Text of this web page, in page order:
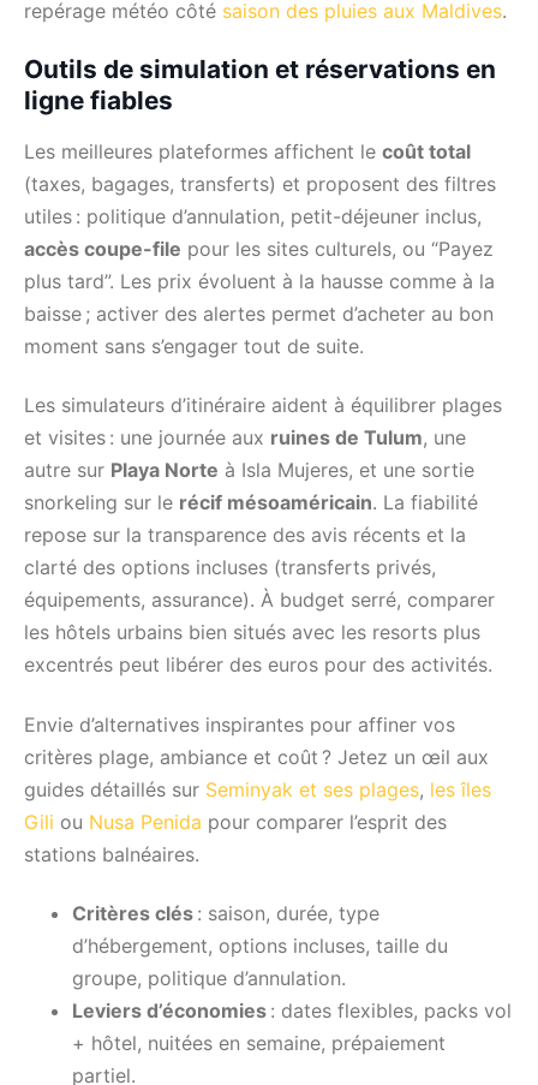
repérage météo côté saison des pluies aux Maldives.
Outils de simulation et réservations en
ligne fiables
Les meilleures plateformes affichent le coût total
(taxes, bagages, transferts) et proposent des filtres
utiles : politique d’annulation, petit-déjeuner inclus,
accès coupe-file pour les sites culturels, ou “Payez
plus tard”. Les prix évoluent à la hausse comme à la
baisse ; activer des alertes permet d’acheter au bon
moment sans s’engager tout de suite.
Les simulateurs d’itinéraire aident à équilibrer plages
et visites : une journée aux ruines de Tulum, une
autre sur Playa Norte à Isla Mujeres, et une sortie
snorkeling sur le récif mésoaméricain. La fiabilité
repose sur la transparence des avis récents et la
clarté des options incluses (transferts privés,
équipements, assurance). À budget serré, comparer
les hôtels urbains bien situés avec les resorts plus
excentrés peut libérer des euros pour des activités.
Envie d’alternatives inspirantes pour affiner vos
critères plage, ambiance et coût ? Jetez un œil aux
guides détaillés sur Seminyak et ses plages, les îles
Gili ou Nusa Penida pour comparer l’esprit des
stations balnéaires.
Critères clés : saison, durée, type
d’hébergement, options incluses, taille du
groupe, politique d’annulation.
Leviers d’économies : dates flexibles, packs vol
+ hôtel, nuitées en semaine, prépaiement
partiel.